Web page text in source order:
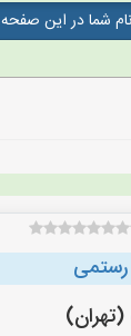
شما در این صفحه
رستمی
(تهران)